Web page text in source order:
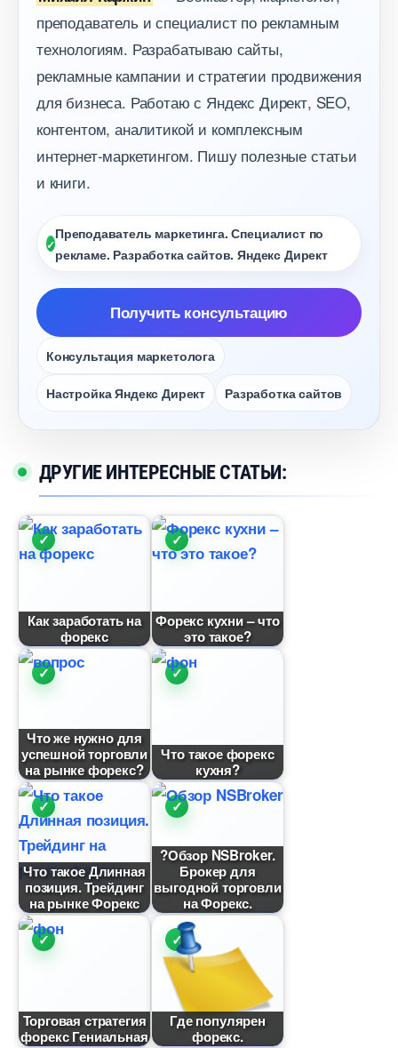
преподаватель и специалист по рекламным
технологиям. Разрабатываю сайты,
рекламные кампании и стратегии продвижения
для бизнеса. Работаю с Яндекс Директ, SEO,
контентом, аналитикой и комплексным
интернет-маркетингом. Пишу полезные статьи
и книги.
Преподаватель маркетинга. Специалист по
рекламе. Разработка сайтов. Яндекс Директ
Получить консультацию
Консультация маркетолога
Настройка Яндекс Директ Разработка сайто
ДРУГИЕ ИНТЕРЕСНЫЕ СТАТЬИ:
Как заработать на
форекс
Форекс кухни – что
это такое?
Что же нужно для
успешной торговли
на рынке форекс?
Что такое форекс
кухня?
Что такое Длинная
позиция. Трейдин
на рынке Форекс
?Обзор NSBroker.
Брокер для
ыгодной торговли
на Форекс.
Торговая стратегия
форекс Гениальная
Где популярен
форекс.